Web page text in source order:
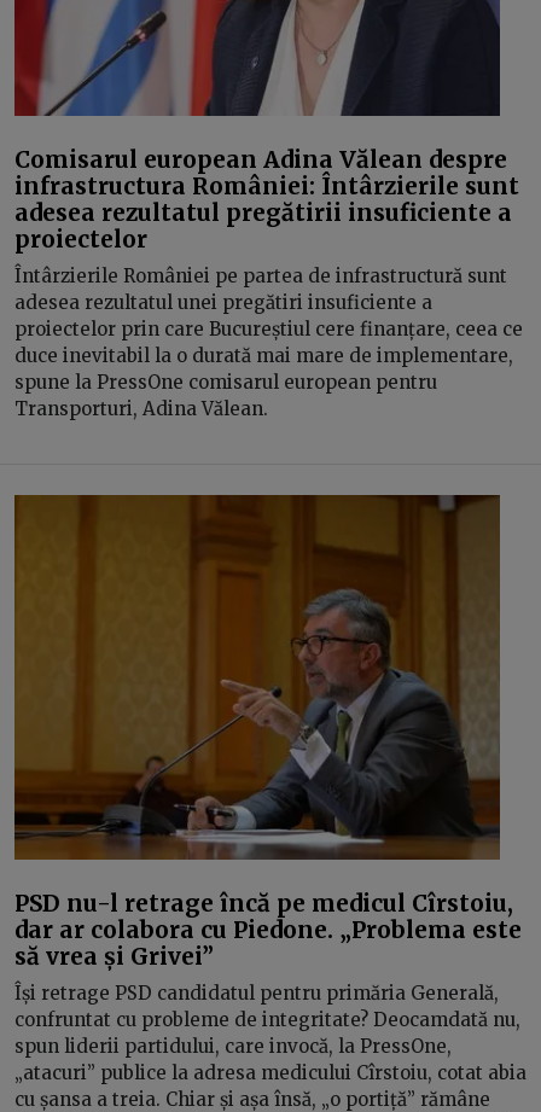
Comisarul european Adina Vălean despre
infrastructura României: Întârzierile sunt
adesea rezultatul pregătirii insuficiente a
proiectelor
Întârzierile României pe partea de infrastructură sunt
adesea rezultatul unei pregătiri insuficiente a
proiectelor prin care Bucureștiul cere finanțare, ceea ce
duce inevitabil la o durată mai mare de implementare,
spune la PressOne comisarul european pentru
Transporturi, Adina Vălean.
PSD nu-l retrage încă pe medicul Cîrstoiu,
dar ar colabora cu Piedone. „Problema este
să vrea și Grivei”
Își retrage PSD candidatul pentru primăria Generală,
confruntat cu probleme de integritate? Deocamdată nu,
spun liderii partidului, care invocă, la PressOne,
„atacuri” publice la adresa medicului Cîrstoiu, cotat abia
cu șansa a treia. Chiar și așa însă, „o portiță” rămâne